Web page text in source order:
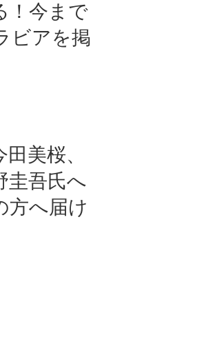
！今まで
ビアを掲
美桜、
圭吾氏へ
方へ届け